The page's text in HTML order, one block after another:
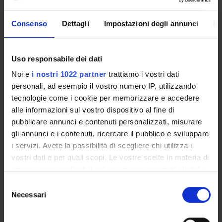
Consenso Dettagli Impostazioni degli annunci
Uso responsabile dei dati
Noi e i nostri 1022 partner trattiamo i vostri dati
personali, ad esempio il vostro numero IP, utilizzando
tecnologie come i cookie per memorizzare e accedere
alle informazioni sul vostro dispositivo al fine di
pubblicare annunci e contenuti personalizzati, misurare
gli annunci e i contenuti, ricercare il pubblico e sviluppare
i servizi. Avete la possibilità di scegliere chi utilizza i
vostri dati e per quali scopi. Le vostre scelte in materia di
modificare o revocare il proprio consenso in qualsiasi
momento dalla Dichiarazione sui cookie o facendo clic
delNecessari
sensibilizzare le cellule tumorali ai chemioterapici classici.
Gli esperimenti saranno condotti utilizzando due modelli
l’ambiente tumorale.
MAIN PARTNER
ABOCA
ENTI FINANZIATORI:
Finanziamento: assegnato e gestito dal Dipartimento
PARTECIPANTI AL PROGETTO